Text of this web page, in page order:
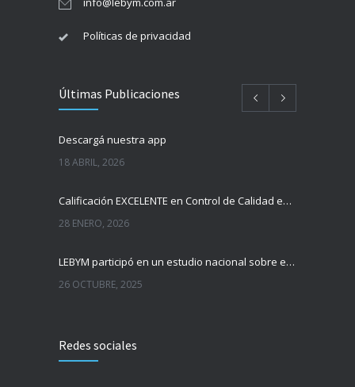
Políticas de privacidad
Últimas Publicaciones
Descargá nuestra app
18 ABRIL, 2026
Calificación EXCELENTE en Control de Calidad en Bacteriología
28 ENERO, 2026
LEBYM participó en un estudio nacional sobre el Virus de Epstein-Barr
26 OCTUBRE, 2025
1 JULIO, 2025
Redes sociales